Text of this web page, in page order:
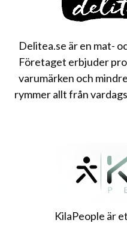
Delitea.se är en mat-
Företaget erbjuder
varumärken och
rymmer allt från
KilaPeople är